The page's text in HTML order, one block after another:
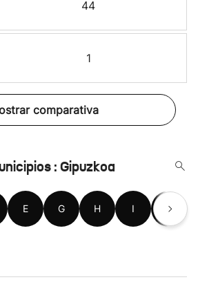
44
1
comparativa
: Gipuzkoa
E G H I L